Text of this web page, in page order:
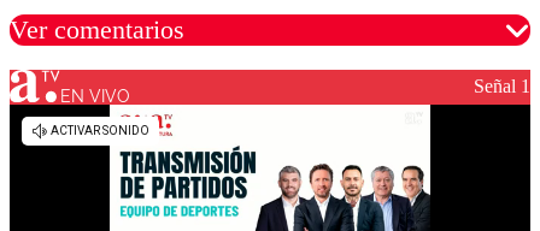
Ver comentarios
Los comentarios son moderados para garantizar un
EN VIVO Señal 1